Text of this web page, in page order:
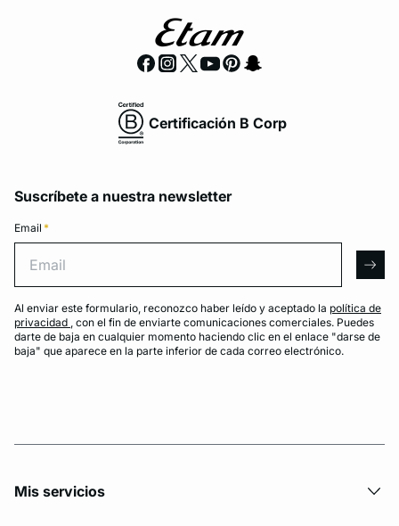
Certificación B Corp
Suscríbete a nuestra newsletter
Email *
Al enviar este formulario, reconozco haber leído y aceptado la política de
privacidad , con el fin de enviarte comunicaciones comerciales. Puedes
darte de baja en cualquier momento haciendo clic en el enlace "darse de
baja" que aparece en la parte inferior de cada correo electrónico.
Mis servicios